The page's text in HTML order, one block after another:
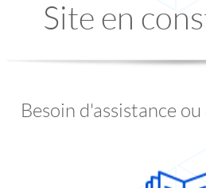
Site en
Besoin d'assistance